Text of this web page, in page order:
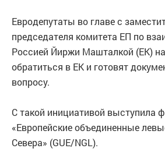
Евродепутаты во главе с
председателя комитета ЕП по
Россией Йиржи Машталкой (ЕК)
обратиться в ЕК и готовят
вопросу.
С такой инициативой выступила
«Европейские объединенные
Севера» (GUE/NGL).